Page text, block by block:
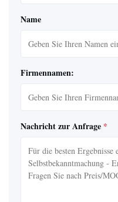
Name
Firmennamen:
Nachricht zur Anfrage *